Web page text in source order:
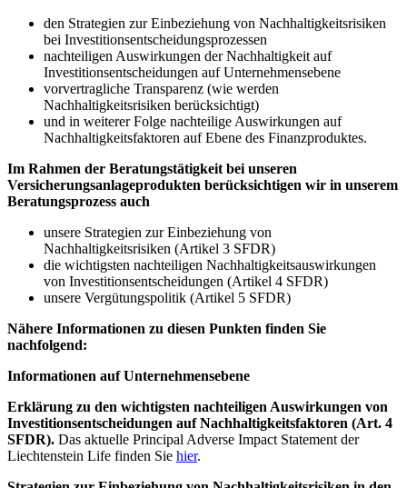
den Strategien zur Einbeziehung von Nachhaltigkeitsrisiken
bei Investitionsentscheidungsprozessen
nachteiligen Auswirkungen der Nachhaltigkeit auf
Investitionsentscheidungen auf Unternehmensebene
vorvertragliche Transparenz (wie werden
Nachhaltigkeitsrisiken berücksichtigt)
und in weiterer Folge nachteilige Auswirkungen auf
Nachhaltigkeitsfaktoren auf Ebene des Finanzproduktes.
Im Rahmen der Beratungstätigkeit bei unseren
Versicherungsanlageprodukten berücksichtigen wir in unserem
Beratungsprozess auch
unsere Strategien zur Einbeziehung von
Nachhaltigkeitsrisiken (Artikel 3 SFDR)
die wichtigsten nachteiligen Nachhaltigkeitsauswirkungen
von Investitionsentscheidungen (Artikel 4 SFDR)
unsere Vergütungspolitik (Artikel 5 SFDR)
Nähere Informationen zu diesen Punkten finden Sie
nachfolgend:
Informationen auf Unternehmensebene
Erklärung zu den wichtigsten nachteiligen Auswirkungen von
Investitionsentscheidungen auf Nachhaltigkeitsfaktoren (Art. 4
SFDR). Das aktuelle Principal Adverse Impact Statement der
Liechtenstein Life finden Sie hier.